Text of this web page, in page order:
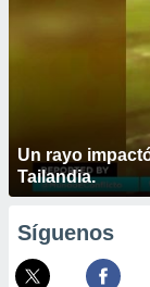
Un rayo
Tailandia.
Síguenos